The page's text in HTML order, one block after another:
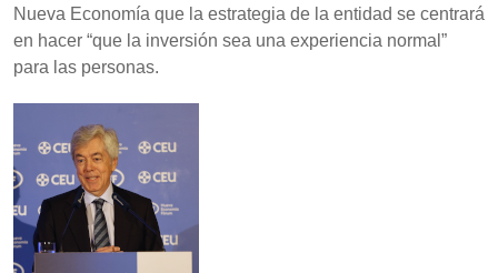
Nueva Economía que la estrategia de la entidad se centrará
en hacer “que la inversión sea una experiencia normal”
para las personas.